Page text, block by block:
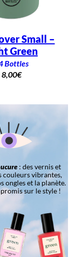
Small –
Green
Bottles
8,00€
: des vernis et
couleurs vibrantes,
ongles et la planète.
sur le style !